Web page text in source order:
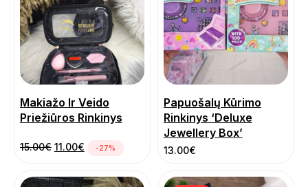
Makiažo Ir Veido
Priežiūros Rinkinys
15.00€ Pradinė kaina buvo: 15.00€.
11.00€Dabartinė kaina yra: 11.00€.
-27%
Papuošalų Kūrimo
Rinkinys ‘Deluxe
Jewellery Box’
13.00€